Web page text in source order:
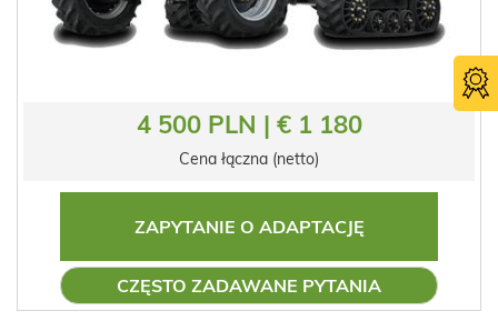
4 500 PLN | € 1 180
Cena łączna (netto)
ZAPYTANIE O ADAPTACJĘ
CZĘSTO ZADAWANE PYTANIA